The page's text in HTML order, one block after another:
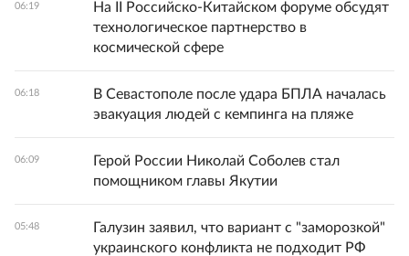
06:19
На II Российско-Китайском форуме обсудят
технологическое партнерство в
космической сфере
06:18
В Севастополе после удара БПЛА началась
эвакуация людей с кемпинга на пляже
06:09
Герой России Николай Соболев стал
помощником главы Якутии
05:48
Галузин заявил, что вариант с "заморозкой"
украинского конфликта не подходит РФ